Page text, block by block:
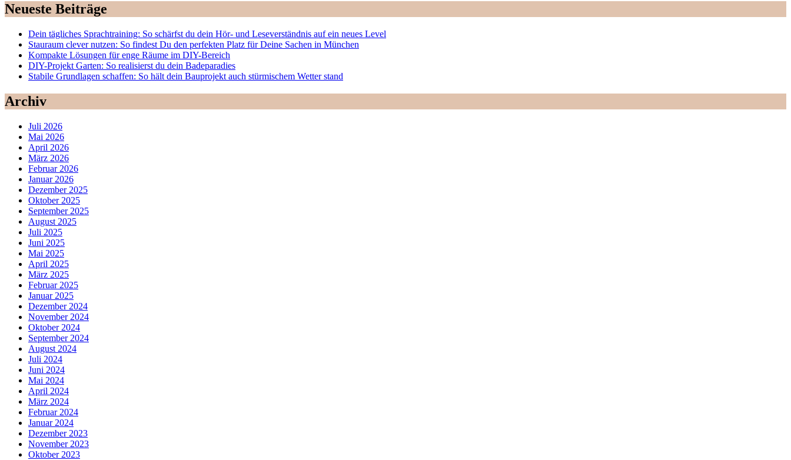
Neueste Beiträge
Dein tägliches Sprachtraining: So schärfst du dein Hör- und Leseverständnis auf ein neues Level
Stauraum clever nutzen: So findest Du den perfekten Platz für Deine Sachen in München
Kompakte Lösungen für enge Räume im DIY-Bereich
DIY-Projekt Garten: So realisierst du dein Badeparadies
Stabile Grundlagen schaffen: So hält dein Bauprojekt auch stürmischem Wetter stand
Archiv
Juli 2026
Mai 2026
April 2026
März 2026
Februar 2026
Januar 2026
Dezember 2025
Oktober 2025
September 2025
August 2025
Juli 2025
Juni 2025
Mai 2025
April 2025
März 2025
Februar 2025
Januar 2025
Dezember 2024
November 2024
Oktober 2024
September 2024
August 2024
Juli 2024
Juni 2024
Mai 2024
April 2024
März 2024
Februar 2024
Januar 2024
Dezember 2023
November 2023
Oktober 2023